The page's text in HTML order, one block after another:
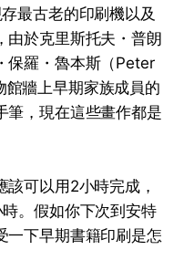
最古老的印刷機以及
由於克里斯托夫・普朗
保羅・魯本斯（Peter
牆上早期家族成員的
筆，現在這些畫作都是
可以用2小時完成，
。假如你下次到安特
一下早期書籍印刷是怎